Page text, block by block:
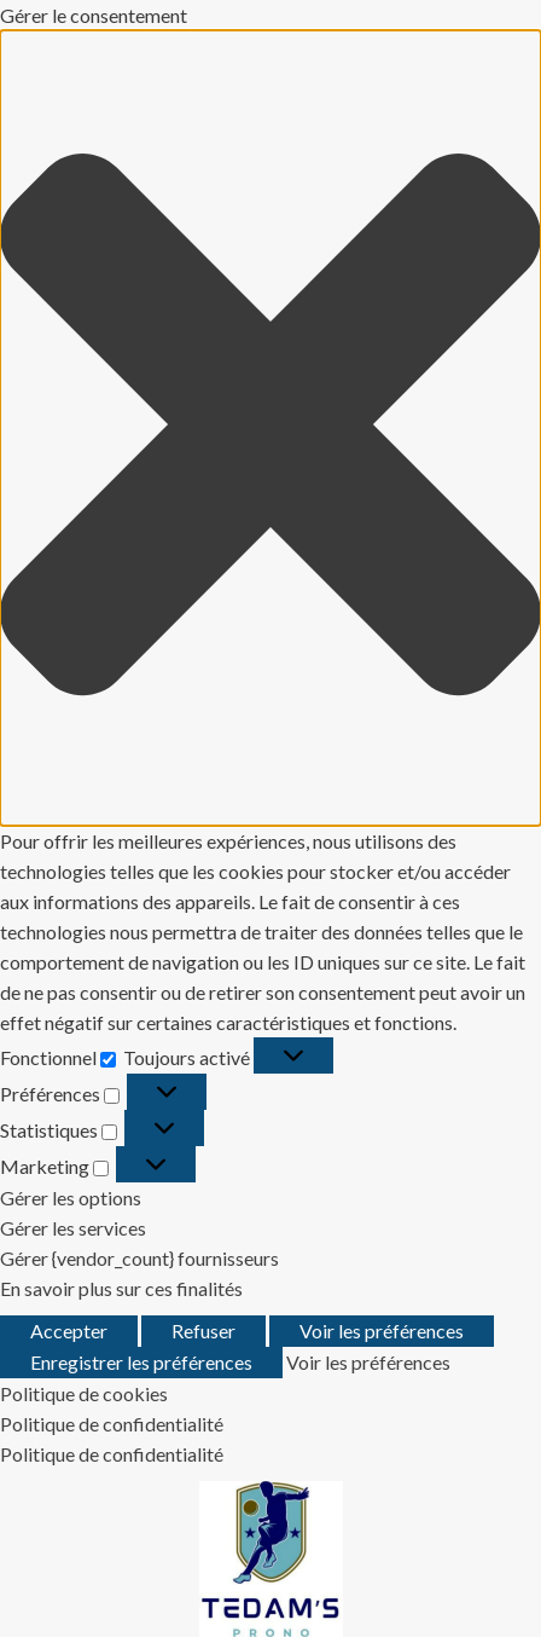
Gérer le consentement
Pour offrir les meilleures expériences, nous utilisons des
technologies telles que les cookies pour stocker et/ou accéder
aux informations des appareils. Le fait de consentir à ces
technologies nous permettra de traiter des données telles que le
comportement de navigation ou les ID uniques sur ce site. Le fait
de ne pas consentir ou de retirer son consentement peut avoir un
effet négatif sur certaines caractéristiques et fonctions.
Fonctionnel
Fonctionnel
Toujours activé
Préférences
Préférences
Statistiques
Statistiques
Marketing
Marketing
Gérer les options
Gérer les services
Gérer {vendor_count} fournisseurs
En savoir plus sur ces finalités
Accepter
Refuser
Voir les préférences
Enregistrer les préférences
Voir les préférences
Politique de cookies
Politique de confidentialité
Politique de confidentialité